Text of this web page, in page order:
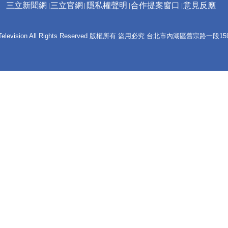
三立新聞網 三立官網 隱私權聲明 合作提案窗口 意見反應
All Rights Reserved 版權所有 盜用必究 台北市內湖區舊宗路一段